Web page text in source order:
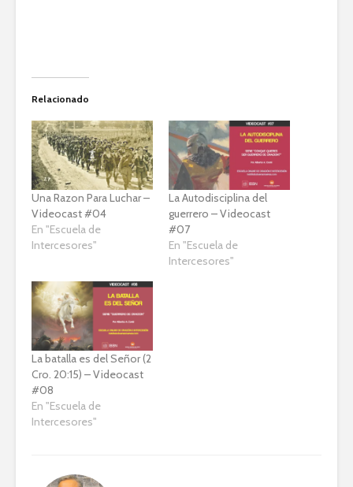
Relacionado
Una Razon Para Luchar –
Videocast #04
En "Escuela de
Intercesores"
La Autodisciplina del
guerrero – Videocast
#07
En "Escuela de
Intercesores"
La batalla es del Señor (2
Cro. 20:15) – Videocast
#08
En "Escuela de
Intercesores"